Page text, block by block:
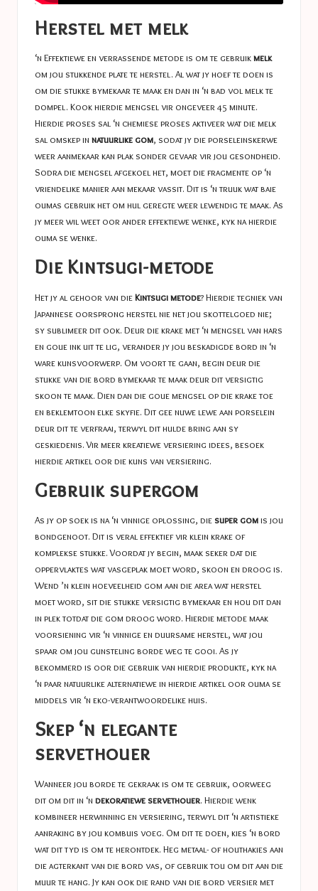
Herstel met melk
‘n Effektiewe en verrassende metode is om te gebruikmelk
om jou stukkende plate te herstel. Al wat jy hoef te doen is
om die stukke bymekaar te maak en dan in ‘n bad vol melk te
dompel. Kook hierdie mengsel vir ongeveer 45 minute.
Hierdie proses sal ‘n chemiese proses aktiveer wat die melk
sal omskep in natuurlike gom, sodat jy die porseleinskerwe
weer aanmekaar kan plak sonder gevaar vir jou gesondheid.
Sodra die mengsel afgekoel het, moet die fragmente op ‘n
vriendelike manier aan mekaar vassit. Dit is ‘n truuk wat baie
oumas gebruik het om hul geregte weer lewendig te maak. As
jy meer wil weet oor ander effektiewe wenke, kyk na hierdie
ouma se wenke.
Die Kintsugi-metode
Het jy al gehoor van dieKintsugi metode? Hierdie tegniek van
Japannese oorsprong herstel nie net jou skottelgoed nie;
sy sublimeer dit ook. Deur die krake met ‘n mengsel van hars
en goue ink uit te lig, verander jy jou beskadigde bord in ‘n
ware kunsvoorwerp. Om voort te gaan, begin deur die
stukke van die bord bymekaar te maak deur dit versigtig
skoon te maak. Dien dan die goue mengsel op die krake toe
en beklemtoon elke skyfie. Dit gee nuwe lewe aan porselein
deur dit te verfraai, terwyl dit hulde bring aan sy
geskiedenis. Vir meer kreatiewe versiering idees, besoek
hierdie artikel oor die kuns van versiering.
Gebruik supergom
As jy op soek is na ‘n vinnige oplossing, die super gomis jou
bondgenoot. Dit is veral effektief vir klein krake of
komplekse stukke. Voordat jy begin, maak seker dat die
oppervlaktes wat vasgeplak moet word, skoon en droog is.
Wend ’n klein hoeveelheid gom aan die area wat herstel
moet word, sit die stukke versigtig bymekaar en hou dit dan
in plek totdat die gom droog word. Hierdie metode maak
voorsiening vir ‘n vinnige en duursame herstel, wat jou
spaar om jou gunsteling borde weg te gooi. As jy
bekommerd is oor die gebruik van hierdie produkte, kyk na
‘n paar natuurlike alternatiewe in hierdie artikel oor ouma se
middels vir ‘n eko-verantwoordelike huis.
Skep ‘n elegante
servethouer
Wanneer jou borde te gekraak is om te gebruik, oorweeg
dit om dit in ‘n dekoratiewe servethouer. Hierdie wenk
kombineer herwinning en versiering, terwyl dit ‘n artistieke
aanraking by jou kombuis voeg. Om dit te doen, kies ‘n bord
wat dit tyd is om te herontdek. Heg metaal- of houthakies aan
die agterkant van die bord vas, of gebruik tou om dit aan die
muur te hang. Jy kan ook die rand van die bord versier met